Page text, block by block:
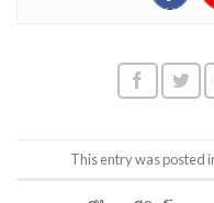
This entry was posted